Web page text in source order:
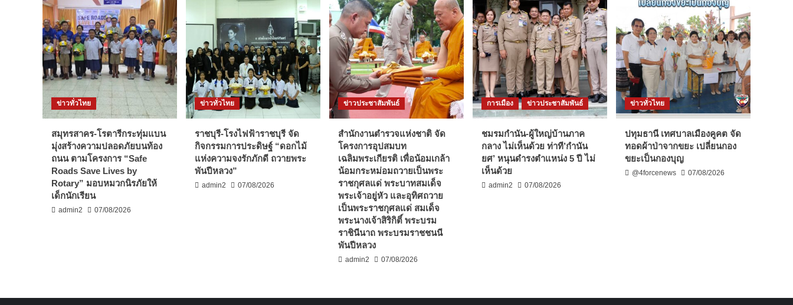
ข่าวทั่วไทย
สมุทรสาคร-โรตารีกระทุ่มแบน
มุ่งสร้างความปลอดภัยบนท้อง
ถนน ตามโครงการ “Safe
Roads Save Lives by
Rotary” มอบหมวกนิรภัยให้
เด็กนักเรียน
admin2 07/08/2026
ข่าวทั่วไทย
ราชบุรี-โรงไฟฟ้าราชบุรี จัด
กิจกรรมการประดิษฐ์ “ดอกไม้
แห่งความจงรักภักดี ถวายพระ
พันปีหลวง”
admin2 07/08/2026
ข่าวประชาสัมพันธ์
สำนักงานตำรวจแห่งชาติ จัด
โครงการอุปสมบท
เฉลิมพระเกียรติ เพื่อน้อมเกล้า
น้อมกระหม่อมถวายเป็นพระ
ราชกุศลแด่ พระบาทสมเด็จ
พระเจ้าอยู่หัว และอุทิศถวาย
เป็นพระราชกุศลแด่ สมเด็จ
พระนางเจ้าสิริกิติ์ พระบรม
ราชินีนาถ พระบรมราชชนนี
พันปีหลวง
admin2 07/08/2026
การเมือง ข่าวประชาสัมพันธ์
ชมรมกำนัน-ผู้ใหญ่บ้านภาค
กลาง ไม่เห็นด้วย ท่าที’กำนัน
ยศ’ หนุนดำรงตำแหน่ง 5 ปี ไม่
เห็นด้วย
admin2 07/08/2026
ข่าวทั่วไทย
ปทุมธานี เทศบาลเมืองคูคต จัด
ทอดผ้าป่าจากขยะ เปลี่ยนกอง
ขยะเป็นกองบุญ
@4forcenews 07/08/2026